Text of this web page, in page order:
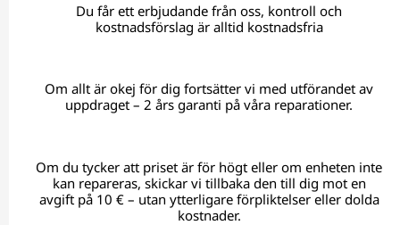
Du får ett erbjudande från oss, kontroll och
kostnadsförslag är alltid kostnadsfria
Om allt är okej för dig fortsätter vi med utförandet av
uppdraget – 2 års garanti på våra reparationer.
Om du tycker att priset är för högt eller om enheten inte
kan repareras, skickar vi tillbaka den till dig mot en
avgift på 10 € – utan ytterligare förpliktelser eller dolda
kostnader.